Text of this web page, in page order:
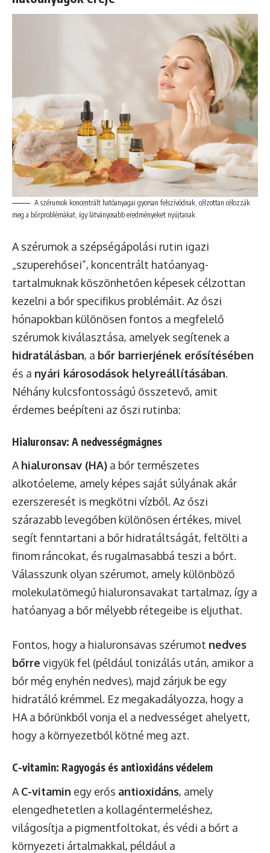
A szérumok koncentrált hatóanyagai gyorsan felszívódnak, célzottan célozzák
meg a bőrproblémákat, így látványosabb eredményeket nyújtanak.
A szérumok a szépségápolási rutin igazi
„szuperehősei”, koncentrált hatóanyag-
tartalmuknak köszönhetően képesek célzottan
kezelni a bőr specifikus problémáit. Az őszi
hónapokban különösen fontos a megfelelő
szérumok kiválasztása, amelyek segítenek a
hidratálásban, a bőr barrierjének erősítésében
és a nyári károsodások helyreállításában.
Néhány kulcsfontosságú összetevő, amit
érdemes beépíteni az őszi rutinba:
Hialuronsav: A nedvességmágnes
A hialuronsav (HA) a bőr természetes
alkotóeleme, amely képes saját súlyának akár
ezerszeresét is megkötni vízből. Az őszi
szárazabb levegőben különösen értékes, mivel
segít fenntartani a bőr hidratáltságát, feltölti a
finom ráncokat, és rugalmasabbá teszi a bőrt.
Válasszunk olyan szérumot, amely különböző
molekulatömegű hialuronsavakat tartalmaz, így a
hatóanyag a bőr mélyebb rétegeibe is eljuthat.
Fontos, hogy a hialuronsavas szérumot nedves
bőrre vigyük fel (például tonizálás után, amikor a
bőr még enyhén nedves), majd zárjuk be egy
hidratáló krémmel. Ez megakadályozza, hogy a
HA a bőrünkből vonja el a nedvességet ahelyett,
hogy a környezetből kötné meg azt.
C-vitamin: Ragyogás és antioxidáns védelem
A C-vitamin egy erős antioxidáns, amely
elengedhetetlen a kollagéntermeléshez,
világosítja a pigmentfoltokat, és védi a bőrt a
környezeti ártalmakkal, például a